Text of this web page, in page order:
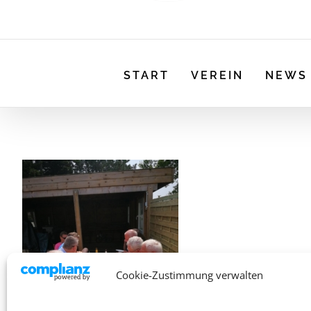
Cookie-Zustimmung verwalten
START VEREIN NEWS